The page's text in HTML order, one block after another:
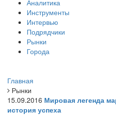
Аналитика
Инструменты
Интервью
Подрядчики
Рынки
Города
Главная
Рынки
15.09.2016 Мировая легенда
история успеха